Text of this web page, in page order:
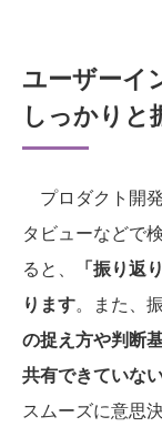
ユーザーイ
しっかりと
プロダクト開
タビューなどで
ると、
「振り返
ります。また、
の捉え方や判断
共有できていな
スムーズに意思